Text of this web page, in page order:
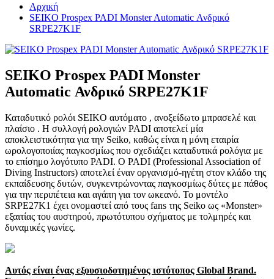
Αρχική
SEIKO Prospex PADI Monster Automatic Ανδρικό
SRPE27K1F
SEIKO Prospex PADI Monster
Automatic Ανδρικό SRPE27K1F
Καταδυτικό ρολόι SEIKO αυτόματο , ανοξείδωτο μπρασελέ και
πλαίσιο . Η συλλογή ρολογιών PADI αποτελεί μία
αποκλειστικότητα για την Seiko, καθώς είναι η μόνη εταιρία
ωρολογοποιίας παγκοσμίως που σχεδιάζει καταδυτικά ρολόγια με
το επίσημο λογότυπο PADI. Ο PADI (Professional Association of
Diving Instructors) αποτελεί έναν οργανισμό-ηγέτη στον κλάδο της
εκπαίδευσης δυτών, συγκεντρώνοντας παγκοσμίως δύτες με πάθος
για την περιπέτεια και αγάπη για τον ωκεανό. Το μοντέλο
SRPE27K1 έχει ονομαστεί από τους fans της Seiko ως «Monster»
εξαιτίας του αυστηρού, πρωτότυπου σχήματος με τολμηρές και
δυναμικές γωνίες.
Αυτός είναι ένας εξουσιοδοτημένος ιστότοπος Global Brand.